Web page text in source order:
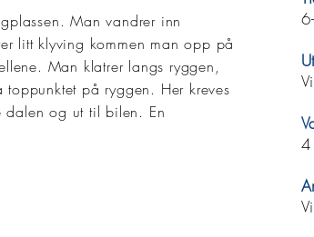
Man vandrer inn
litt klyving kommen man opp på
Man klatrer langs ryggen,
på ryggen. Her kreves
dalen og ut til bilen. En
4